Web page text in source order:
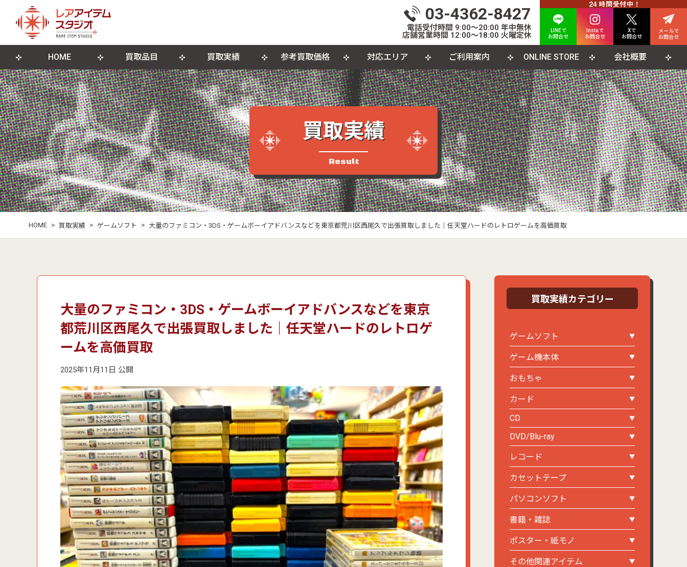
03-4362-8427
電話受付時間 9:00〜20:00 年中無休
店舗営業時間 12:00〜18:00 火曜定休
LINEで
お問合せ
Instaで
お問合せ
Xで
お問合せ
メールで
お問合せ
HOME 買取品目
ゲームソフト ゲーム機本体 おもちゃ カード CD
DVD・Blu-ray レコード カセットテープ パソコンソフト 書籍・雑誌
ポスター・紙モノ その他関連品
買取実績 参考買取価格 対応エリア ご利用案内
来店買取について 宅配買取について 出張買取について LINE査定について よくある質問
遺品整理・生前整理
ONLINE STORE 会社概要
店舗概要 ブログ おしらせ 個人情報保護方針 利用規約
古物営業法に基づく表記
買取実績
Result
HOME > 買取実績 > ゲームソフト > 大量のファミコン・3DS・ゲームボーイアドバンスなどを東京都荒川区西尾久で出張買取しました｜任天堂ハードのレトロゲームを高価買取
大量のファミコン・3DS・ゲームボーイアドバンスなどを東京
都荒川区西尾久で出張買取しました｜任天堂ハードのレトロゲ
ームを高価買取
2025年11月11日 公開
買取実績カテゴリー
ゲームソフト
ゲーム機本体
おもちゃ
カード
CD
DVD/Blu-ray
レコード
カセットテープ
パソコンソフト
書籍・雑誌
ポスター・紙モノ
その他関連アイテム